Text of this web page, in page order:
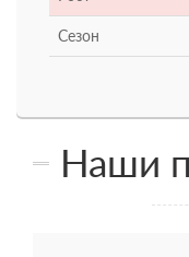
Сезон
Наши